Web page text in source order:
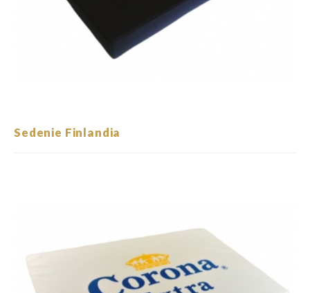
Sedenie Finlandia